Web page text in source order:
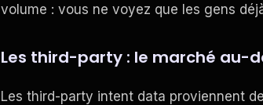
volume : vous ne voyez que les gens
Les third-party : le marché au-
Les third-party intent data proviennent